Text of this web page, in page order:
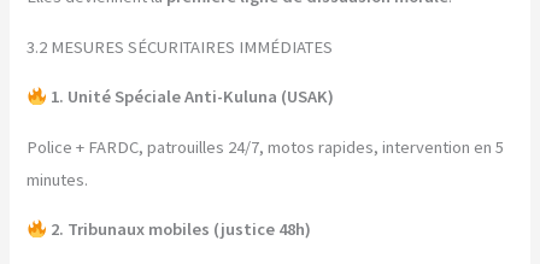
3.2 MESURES SÉCURITAIRES IMMÉDIATES
1. Unité Spéciale Anti-Kuluna (USAK)
Police + FARDC, patrouilles 24/7, motos rapides, intervention en 5
minutes.
2. Tribunaux mobiles (justice 48h)